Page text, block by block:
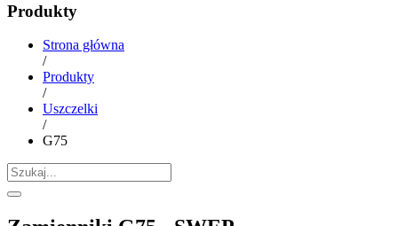
Produkty
Strona główna
/
Produkty
/
Uszczelki
/
G75